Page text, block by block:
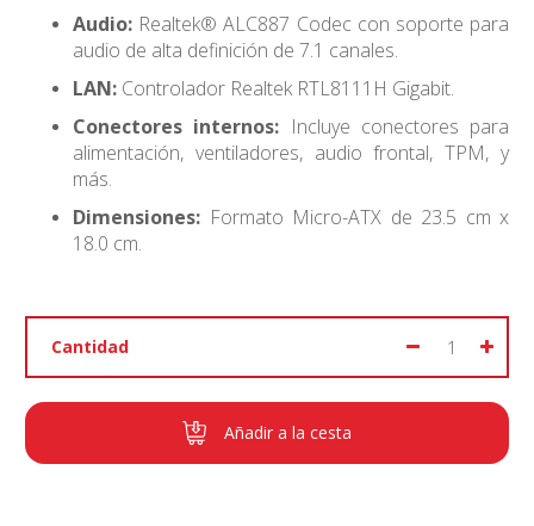
Audio: Realtek® ALC887 Codec con soporte para
audio de alta definición de 7.1 canales.
LAN: Controlador Realtek RTL8111H Gigabit.
Conectores internos: Incluye conectores para
alimentación, ventiladores, audio frontal, TPM, y
más.
Dimensiones: Formato Micro-ATX de 23.5 cm x
18.0 cm.
Cantidad
Añadir a la cesta